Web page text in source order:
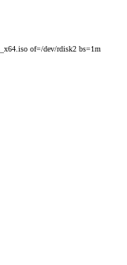
of=/dev/rdisk2 bs=1m